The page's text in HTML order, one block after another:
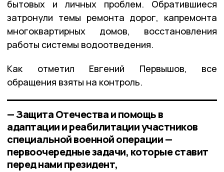
бытовых и личных проблем. Обратившиеся
затронули темы ремонта дорог, капремонта
многоквартирных домов, восстановления
работы системы водоотведения.
Как отметил Евгений Первышов, все
обращения взяты на контроль.
— Защита Отечества и помощь в
адаптации и реабилитации участников
специальной военной операции —
первоочередные задачи, которые ставит
перед нами президент,